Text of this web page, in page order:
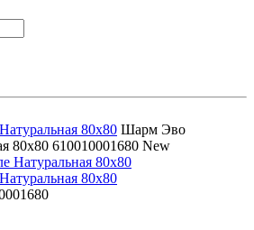
80x80 Шарм Эво
80x80 610010001680 New
80x80